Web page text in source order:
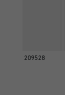
209528